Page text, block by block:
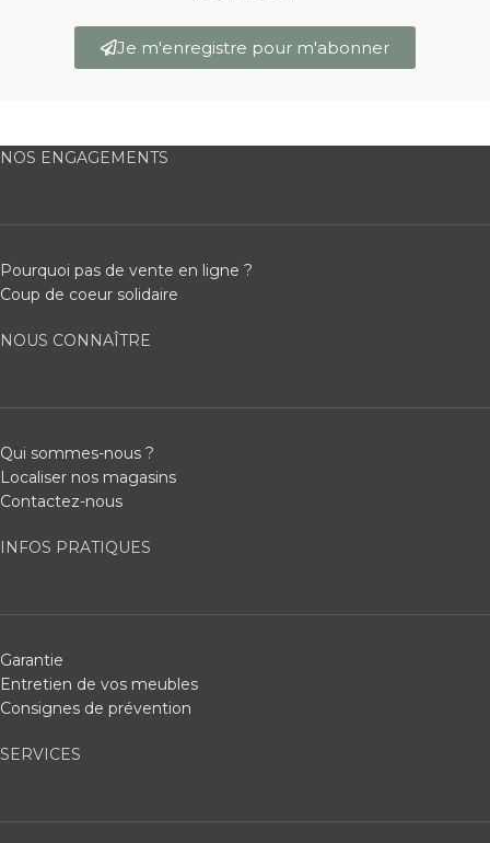
Je m'enregistre pour m'abonner
NOS ENGAGEMENTS
Pourquoi pas de vente en ligne ?
Coup de coeur solidaire
NOUS CONNAÎTRE
Qui sommes-nous ?
Localiser nos magasins
Contactez-nous
INFOS PRATIQUES
Garantie
Entretien de vos meubles
Consignes de prévention
SERVICES